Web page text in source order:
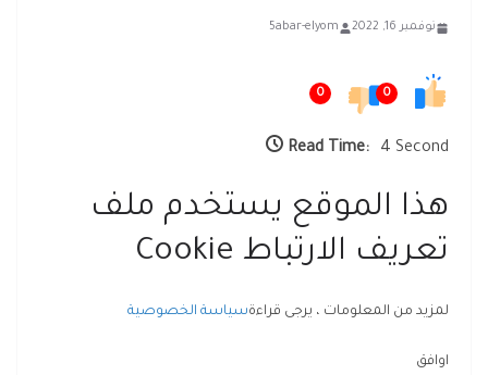
نوفمبر 16, 2022 5abar-elyom
0
0
Read Time: 4 Second
هذا الموقع يستخدم ملف
تعريف الارتباط Cookie
لمزيد من المعلومات ، يرجى قراءةسياسة الخصوصية
اوافق